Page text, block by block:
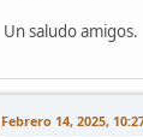
Un saludo amigos.
Febrero 14, 2025,